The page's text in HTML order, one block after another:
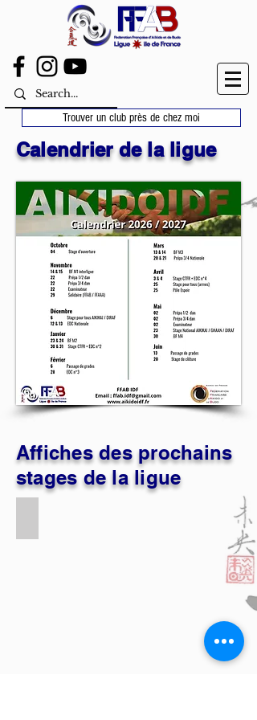
Trouver un club près de chez moi
Calendrier de la ligue
Affiches des prochains
stages de la ligue